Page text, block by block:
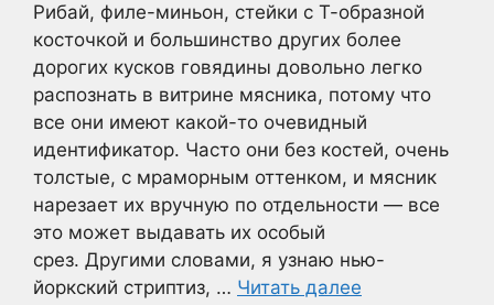
Рибай, филе-миньон, стейки с Т-образной
косточкой и большинство других более
дорогих кусков говядины довольно легко
распознать в витрине мясника, потому что
все они имеют какой-то очевидный
идентификатор. Часто они без костей, очень
толстые, с мраморным оттенком, и мясник
нарезает их вручную по отдельности — все
это может выдавать их особый
срез. Другими словами, я узнаю нью-
йоркский стриптиз, … Читать далее